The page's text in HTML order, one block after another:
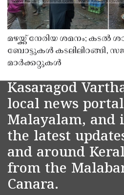
മഴയ്ക്ക് നേരിയ ശമനം; കടൽ
ബോട്ടുകൾ കടലിലിറങ്ങി,
മാർക്കറ്റുകൾ
Kasaragod
local news
Malayalam, and
the latest
and around
from the
Canara.